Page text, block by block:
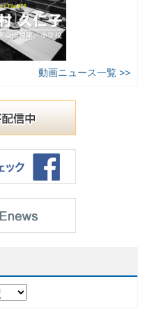
動画ニュース一覧 >>